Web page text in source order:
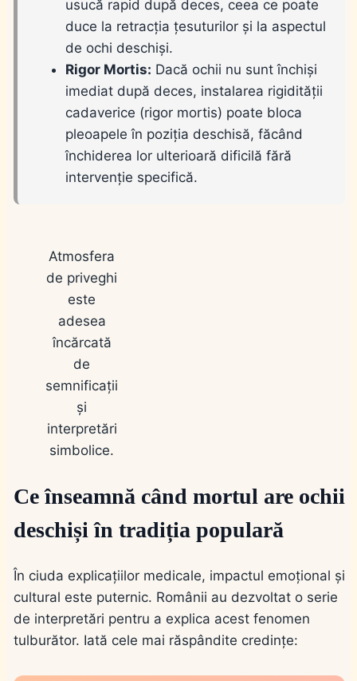
usucă rapid după deces, ceea ce poate
duce la retracția țesuturilor și la aspectul
de ochi deschiși.
Rigor Mortis: Dacă ochii nu sunt închiși
imediat după deces, instalarea rigidității
cadaverice (rigor mortis) poate bloca
pleoapele în poziția deschisă, făcând
închiderea lor ulterioară dificilă fără
intervenție specifică.
Atmosfera
de priveghi
este
adesea
încărcată
de
semnificații
și
interpretări
simbolice.
Ce înseamnă când mortul are ochii
deschiși în tradiția populară
În ciuda explicațiilor medicale, impactul emoțional și
cultural este puternic. Românii au dezvoltat o serie
de interpretări pentru a explica acest fenomen
tulburător. Iată cele mai răspândite credințe: